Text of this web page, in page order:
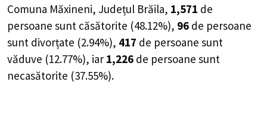
Comuna Măxineni, Județul Brăila, 1,571 de
persoane sunt căsătorite (48.12%), 96 de persoane
sunt divorțate (2.94%), 417 de persoane sunt
văduve (12.77%), iar 1,226 de persoane sunt
necasătorite (37.55%).